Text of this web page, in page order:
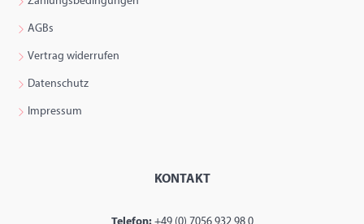
AGBs
Vertrag widerrufen
Datenschutz
Impressum
KONTAKT